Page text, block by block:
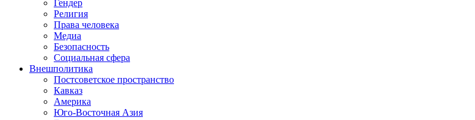
Гендер
Религия
Права человека
Медиа
Безопасность
Социальная сфера
Внешполитика
Постсоветское пространство
Кавказ
Америка
Юго-Восточная Азия